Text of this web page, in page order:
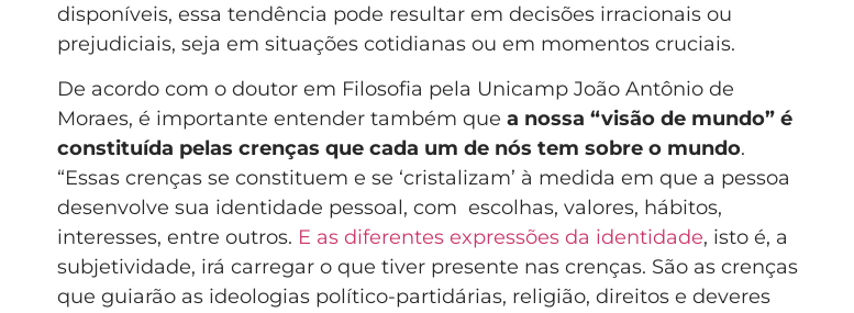
disponíveis, essa tendência pode resultar em decisões irracionais ou
prejudiciais, seja em situações cotidianas ou em momentos cruciais.
De acordo com o doutor em Filosofia pela Unicamp João Antônio de
Moraes, é importante entender também que a nossa “visão de mundo” é
constituída pelas crenças que cada um de nós tem sobre o mundo.
“Essas crenças se constituem e se ‘cristalizam’ à medida em que a pessoa
desenvolve sua identidade pessoal, com escolhas, valores, hábitos,
interesses, entre outros. E as diferentes expressões da identidade, isto é, a
subjetividade, irá carregar o que tiver presente nas crenças. São as crenças
que guiarão as ideologias político-partidárias, religião, direitos e deveres